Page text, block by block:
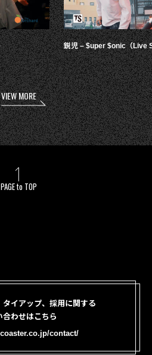
鋭児 – $uper $onic（Live
VIEW MORE
PAGE to TOP
タイアップ、採用に関する
合わせはこちら
contact/